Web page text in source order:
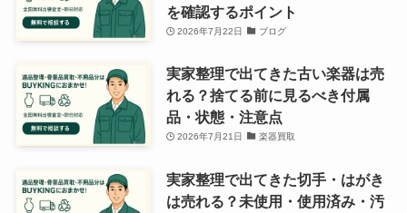
を確認するポイント
2026年7月22日 ブログ
実家整理で出てきた古い楽器は売
れる？捨てる前に見るべき付属
品・状態・注意点
2026年7月21日 楽器買取
実家整理で出てきた切手・はがき
は売れる？未使用・使用済み・汚